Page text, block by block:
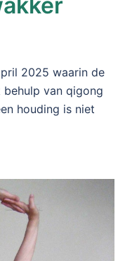
2025 waarin de
van qigong
houding is niet